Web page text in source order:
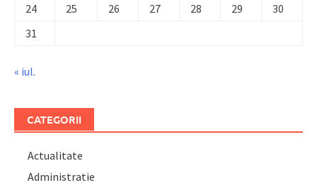
24
25 26 27 28 29
30
31
« iul.
CATEGORII
Actualitate
Administratie